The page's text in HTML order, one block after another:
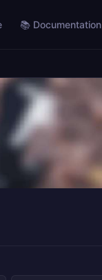
📚 Documentation